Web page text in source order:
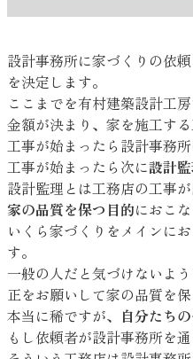
設計事務所に家づくりの依
を決定します。
ここまでを有村建築設計工
金額が決まり、家を施工す
工事が始まったら設計事務
工事が始まったら次に設計
設計監理とは工務店の工事
家の品質を保つ目的におこな
いくら家づくりをメインに
す。
一般の人だと気づけないよ
正をお願いして家の品質を保
本当に稀ですが、 自分たち
もし依頼者が設計事務所を